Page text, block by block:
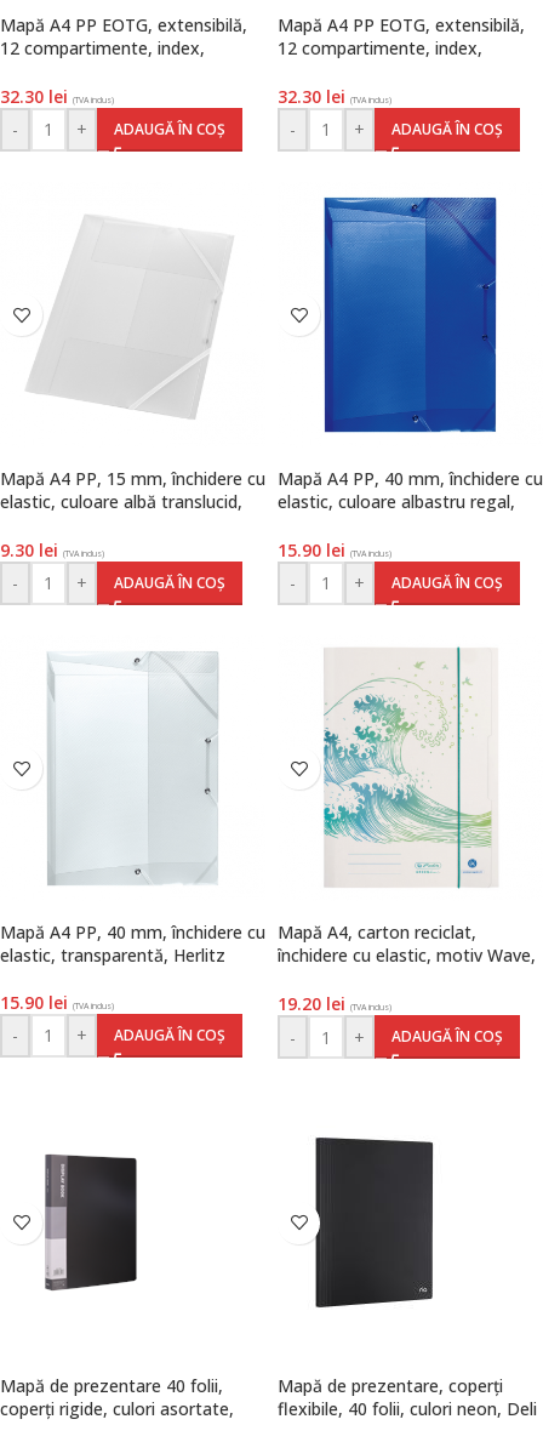
Mapă A4 PP EOTG, extensibilă,
12 compartimente, index,
albastru, Herlitz
32.30 lei (TVA inclus)
- + ADAUGĂ ÎN COȘ
Mapă A4 PP EOTG, extensibilă,
12 compartimente, index,
negru, Herlitz
32.30 lei (TVA inclus)
- + ADAUGĂ ÎN COȘ
Mapă A4 PP, 15 mm, închidere cu
elastic, culoare albă translucid,
9.30 lei (TVA inclus)
- + ADAUGĂ ÎN COȘ
Mapă A4 PP, 40 mm, închidere cu
elastic, culoare albastru regal,
15.90 lei (TVA inclus)
- + ADAUGĂ ÎN COȘ
Mapă A4 PP, 40 mm, închidere cu
elastic, transparentă, Herlitz
15.90 lei (TVA inclus)
- + ADAUGĂ ÎN COȘ
Mapă A4, carton reciclat,
închidere cu elastic, motiv Wave,
19.20 lei (TVA inclus)
- + ADAUGĂ ÎN COȘ
Mapă de prezentare 40 folii,
coperți rigide, culori asortate,
Mapă de prezentare, coperți
flexibile, 40 folii, culori neon, Deli